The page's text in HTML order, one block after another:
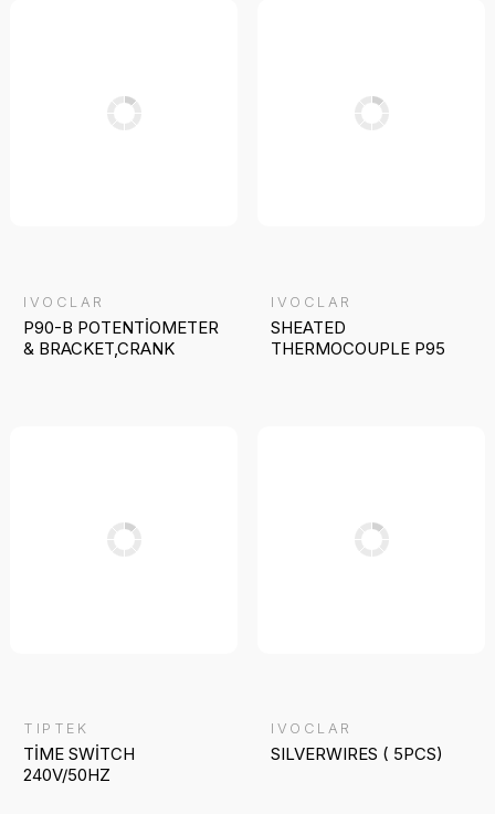
IVOCLAR
P90-B POTENTİOMETER
& BRACKET,CRANK
IVOCLAR
SHEATED
THERMOCOUPLE P95
TIPTEK
TİME SWİTCH
240V/50HZ
IVOCLAR
SILVERWIRES ( 5PCS)